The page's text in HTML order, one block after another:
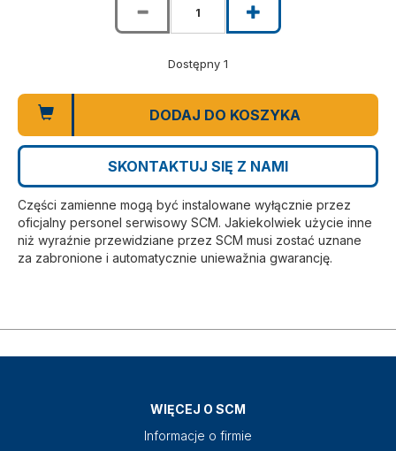
Dostępny 1
DODAJ DO KOSZYKA
SKONTAKTUJ SIĘ Z NAMI
Części zamienne mogą być instalowane wyłącznie przez
oficjalny personel serwisowy SCM. Jakiekolwiek użycie inne
niż wyraźnie przewidziane przez SCM musi zostać uznane
za zabronione i automatycznie uniewažnia gwarancję.
WIĘCEJ O SCM
Informacje o firmie